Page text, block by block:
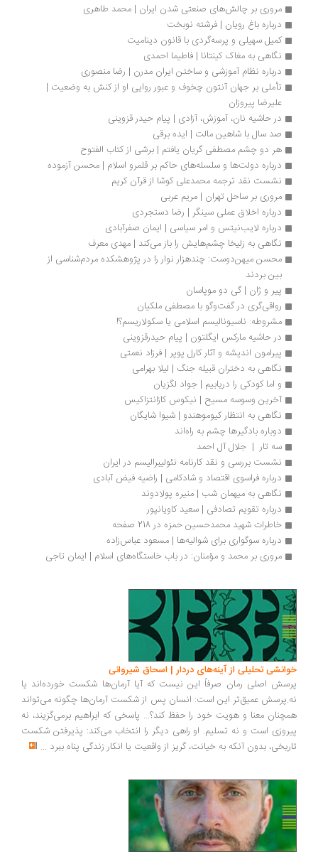
مروری بر چالش‌های صنعتی شدن ایران | محمد طاهری
درباره‌ باغ رویان | فرشته نوبخت
کمیل سهیلی و پرسه‌گردی با قانون دینامیت
نگاهی به مغاک کینتانا | فاطیما احمدی
درباره نظام آموزشی و ساختن ایران مدرن | رضا منصوری
تأملی بر جهان آنتون چخوف و عبور روایی او از کنش به وضعیت |
علیرضا پیروزان
در حاشیه نان، آموزش، آزادی | پیام حیدر قزوینی
صد سال با شاهین مالت | ایده برقی
هر دو چشم مصطفی گریان یافتم | برشی از کتاب الفتوح
درباره دولت‌ها و سلسله‌های حاکم بر قلمرو اسلام | محسن آزموده
نشست نقد ترجمه محمدعلی کوشا از قرآن کریم
مروری بر ساحل تهران | مریم عربی
درباره اخلاق عملی سینگر | رضا دستجردی
درباره لایب‌نیتس و امر سیاسی | ایمان صفرآبادی
نگاهی به زلیخا چشم‌هایش را باز می‌كند | مهدی معرف
محسن میهن‌دوست: چندهزار نوار را در پژوهشکده مردم‌شناسی از
بین بردند
پیر و ژان | گی دو موپاسان
رواقی‌گری در گفت‌وگو با مصطفی ملکیان
مشروطه: ناسیونالیسم اسلامی یا سکولاریسم؟!
در حاشیه مارکس ایگلتون | پیام حیدرقزوینی
پیرامون اندیشه و آثار کارل پوپر | فرزاد نعمتی
نگاهی به دختران قبیله جنگ | لیلا بهرامی
و اما کودکی را دریابیم | جواد لگزیان
آخرین وسوسه مسیح | نیکوس کازانتزاکیس
نگاهی به انتظار کیوموهندو | شیوا شایگان
دوباره بادگیرها چشم به راه‌اند
سه تار  |  جلال آل احمد
نشست بررسی و نقد کارنامه نئولیبرالیسم در ایران
درباره فراسوی اقتصاد و شادکامی | راضیه فیض آبادی
نگاهی به میهمان شب | منیره پولادوند
درباره تقویم تصادفی | سعید کاویانپور
خاطرات شهید محمدحسین حمزه در 218 صفحه
درباره سوگواری برای شوالیه‌ها | مسعود عباس‌زاده
مروری بر محمد و مؤمنان: در باب خاستگاه‌های اسلام | ایمان تاجی
تحلیلی از آینه‌های دردار | اسحاق شیروانی
اصلی رمان صرفاً این نیست که آیا آرمان‌ها شکست خورده‌اند یا
عمیق‌تر این است: انسان پس از شکست آرمان‌ها چگونه می‌تواند
معنا و هویت خود را حفظ کند؟... پاسخی که ابراهیم برمی‌گزیند، نه
است و نه تسلیم. او راهی دیگر را انتخاب می‌کند: پذیرفتن شکست
بدون آنکه به خیانت، گریز از واقعیت یا انکار زندگی پناه ببرد...